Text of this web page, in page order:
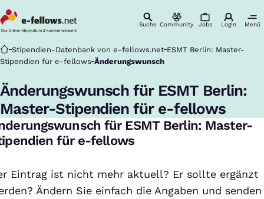
Suche Community Jobs Login Menü
Startseite
Stipendien-Datenbank von e-fellows.net ESMT Berlin: Master-
Stipendien für e-fellows Änderungswunsch
Änderungswunsch für ESMT Berlin:
Master-Stipendien für e-fellows
für ESMT Berlin: Master-
für e-fellows
Eintrag ist nicht mehr aktuell? Er sollte ergänzt
Ändern Sie einfach die Angaben und senden